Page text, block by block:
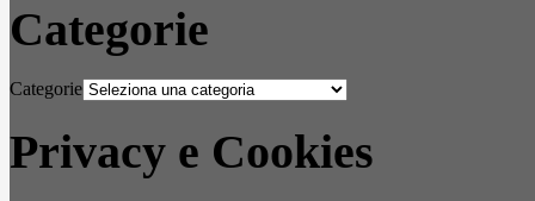
Categorie
Categorie
Privacy e Cookies